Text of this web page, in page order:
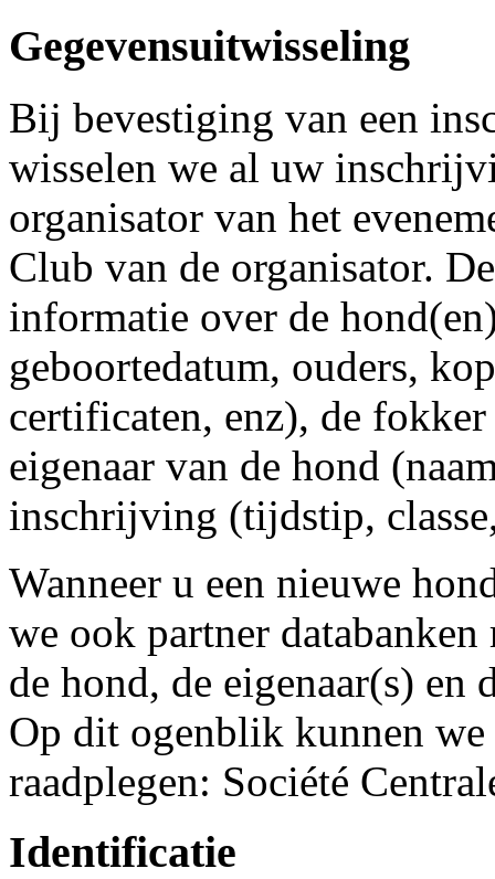
Gegevensuitwisseling
Bij bevestiging van een
wisselen we al uw
organisator van het
Club van de organisator.
informatie over de
geboortedatum, ouders,
certificaten, enz), de
eigenaar van de hond
inschrijving (tijdstip,
Wanneer u een nieuwe
we ook partner
de hond, de eigenaar(s) en
Op dit ogenblik kunnen we
raadplegen: Société
Identificatie